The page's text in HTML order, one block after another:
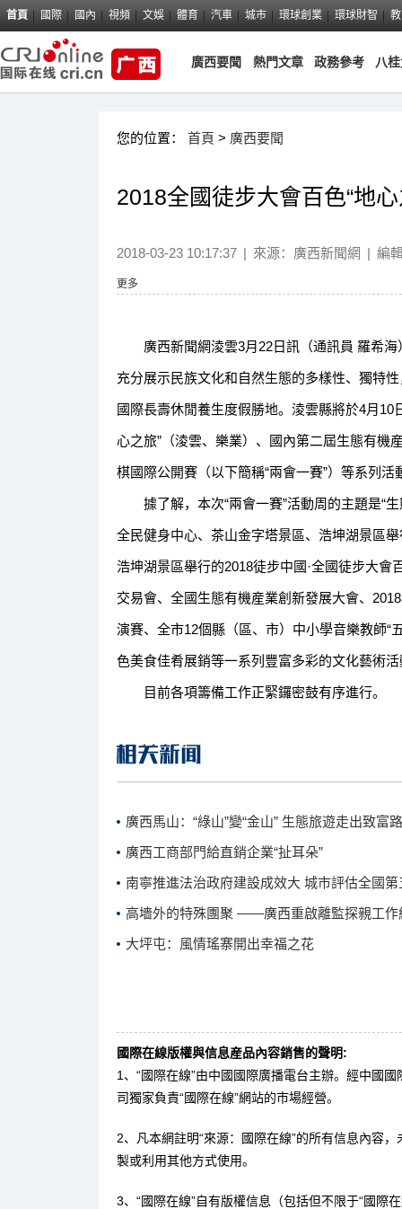
首頁 國際 國內 視頻 文娛 體育 汽車 城市 環球創業 環球財智
廣西要聞 熱門文章 政務參考 八
您的位置： 首頁 > 廣西要聞
2018全國徒步大會百色“地
2018-03-23 10:17:37 | 來源： 廣西新聞網 | 編
更多
廣西新聞網淩雲3月22日訊（通訊員 羅希海
充分展示民族文化和自然生態的多樣性、獨特
國際長壽休閒養生度假勝地。淩雲縣將於4月
心之旅”（淩雲、樂業）、國內第二屆生態有機
棋國際公開賽（以下簡稱“兩會一賽”）等系列活
據了解，本次“兩會一賽”活動周的主題是“生
全民健身中心、茶山金字塔景區、浩坤湖景區
浩坤湖景區舉行的2018徒步中國·全國徒步大會
交易會、全國生態有機産業創新發展大會、
演賽、全市12個縣（區、市）中小學音樂教師“
色美食佳肴展銷等一系列豐富多彩的文化藝術
目前各項籌備工作正緊鑼密鼓有序進行。
廣西馬山：“綠山”變“金山” 生態旅遊走出致富路
廣西工商部門給直銷企業“扯耳朵”
南寧推進法治政府建設成效大 城市評估全國第
高墻外的特殊團聚 ——廣西重啟離監探親工作
大坪屯：風情瑤寨開出幸福之花
國際在線版權與信息産品內容銷售的聲明:
1、“國際在線”由中國國際廣播電台主辦。經中國
司獨家負責“國際在線”網站的市場經營。
2、凡本網註明“來源：國際在線”的所有信息內容
製或利用其他方式使用。
3、“國際在線”自有版權信息（包括但不限于“國際